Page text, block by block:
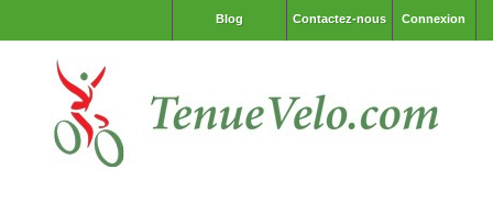
Connexion
Contactez-nous
Blog